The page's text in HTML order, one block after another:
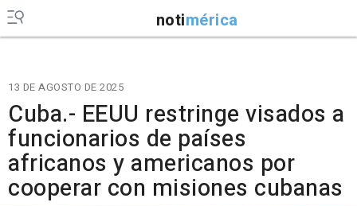
notimérica
13 DE AGOSTO DE 2025
Cuba.- EEUU restringe visados a
funcionarios de países
africanos y americanos por
cooperar con misiones cubanas